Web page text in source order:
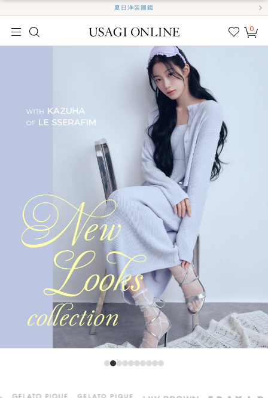
夏日洋裝圖鑑
我的
0